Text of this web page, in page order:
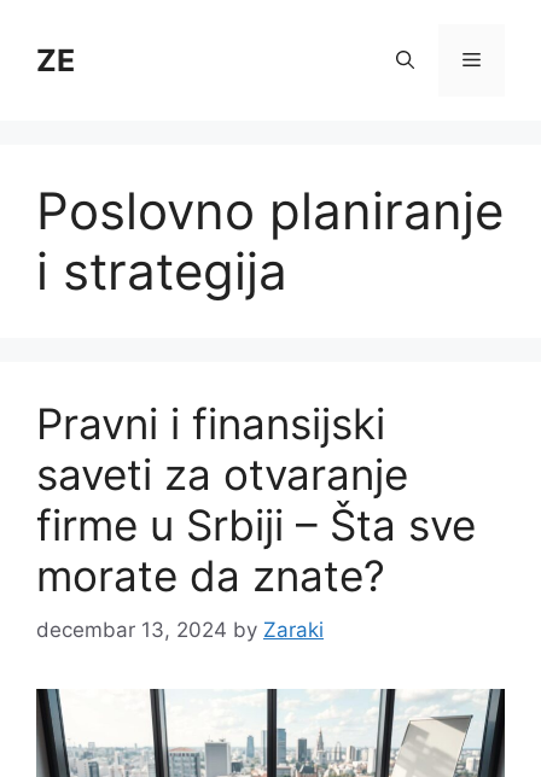
content
ZE Menu
Poslovno planiranje
i strategija
Pravni i finansijski
saveti za otvaranje
firme u Srbiji – Šta sve
morate da znate?
decembar 13, 2024 by Zaraki